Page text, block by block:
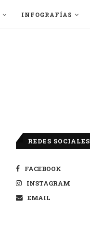
INFOGRAFÍAS
REDES SOCIALES
FACEBOOK
INSTAGRAM
EMAIL